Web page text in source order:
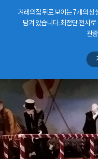
겨레의집 뒤로 보이는 7개의 상
담겨 있습니다. 최첨단 전시
관